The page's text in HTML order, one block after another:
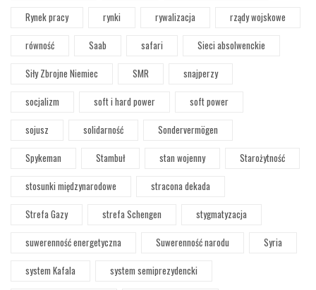
Rynek pracy
rynki rywalizacja
rządy wojskowe
równość
Saab safari
Sieci absolwenckie
Siły Zbrojne Niemiec
SMR
snajperzy
socjalizm
soft i hard power
soft power
sojusz
solidarność
Sondervermögen
Spykeman
Stambuł stan wojenny
Starożytność
stosunki międzynarodowe
stracona dekada
Strefa Gazy
strefa Schengen
stygmatyzacja
suwerenność energetyczna
Suwerenność narodu
Syria
system Kafala
system semiprezydencki